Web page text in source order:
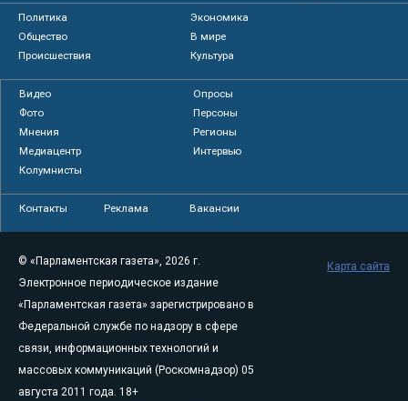
Политика
Экономика
Общество
В мире
Происшествия
Культура
Видео
Опросы
Фото
Персоны
Мнения
Регионы
Медиацентр
Интервью
Колумнисты
Контакты Реклама Вакансии
© «Парламентская газета», 2026 г.
Электронное периодическое издание
«Парламентская газета» зарегистрировано в
Федеральной службе по надзору в сфере
связи, информационных технологий и
массовых коммуникаций (Роскомнадзор) 05
августа 2011 года. 18+
Карта сайта